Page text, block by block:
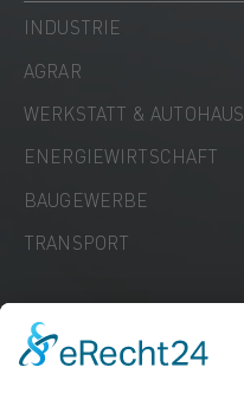
INDUSTRIE
AGRAR
WERKSTATT & AUTOHAUS
ENERGIEWIRTSCHAFT
BAUGEWERBE
TRANSPORT
KARRIERE